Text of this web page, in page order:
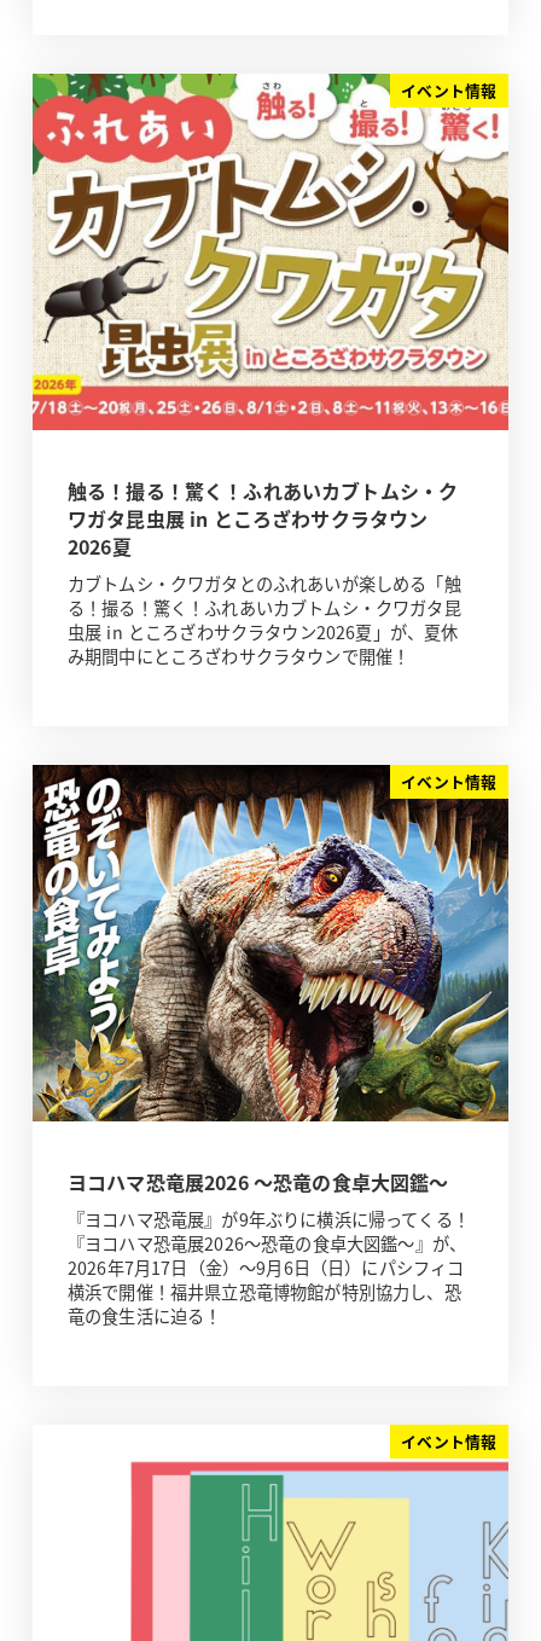
イベント情報
触る！撮る！驚く！ふれあいカブトムシ・ク
ワガタ昆虫展 in ところざわサクラタウン
2026夏
カブトムシ・クワガタとのふれあいが楽しめる「触
る！撮る！驚く！ふれあいカブトムシ・クワガタ昆
虫展 in ところざわサクラタウン2026夏」が、夏休
み期間中にところざわサクラタウンで開催！
イベント情報
ヨコハマ恐竜展2026 ～恐竜の食卓大図鑑～
『ヨコハマ恐竜展』が9年ぶりに横浜に帰ってくる！
『ヨコハマ恐竜展2026～恐竜の食卓大図鑑～』が、
2026年7月17日（金）～9月6日（日）にパシフィコ
横浜で開催！福井県立恐竜博物館が特別協力し、恐
竜の食生活に迫る！
イベント情報